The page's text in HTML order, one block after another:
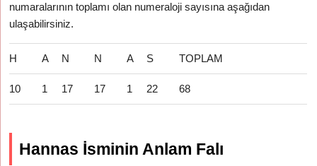
numaralarının toplamı olan numeraloji sayısına aşağıdan
ulaşabilirsiniz.
H A N N A S TOPLAM
10 1 17 17 1 22 68
Hannas İsminin Anlam Falı